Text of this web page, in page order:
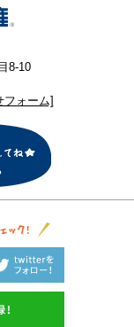
8-10
フォーム]